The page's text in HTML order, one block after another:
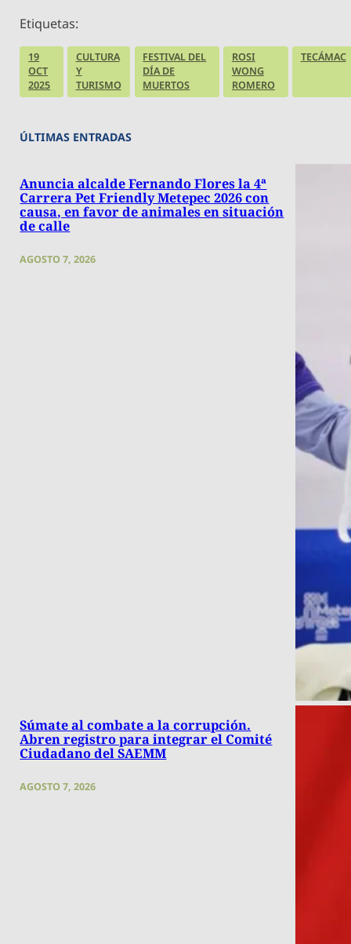
Etiquetas:
19
OCT
2025
CULTURA
Y
TURISMO
FESTIVAL DEL
DÍA DE
MUERTOS
ROSI
WONG
ROMERO
TECÁMAC
ÚLTIMAS ENTRADAS
Anuncia alcalde Fernando Flores la 4ª
Carrera Pet Friendly Metepec 2026 con
causa, en favor de animales en situación
de calle
AGOSTO 7, 2026
Súmate al combate a la corrupción.
Abren registro para integrar el Comité
Ciudadano del SAEMM
AGOSTO 7, 2026